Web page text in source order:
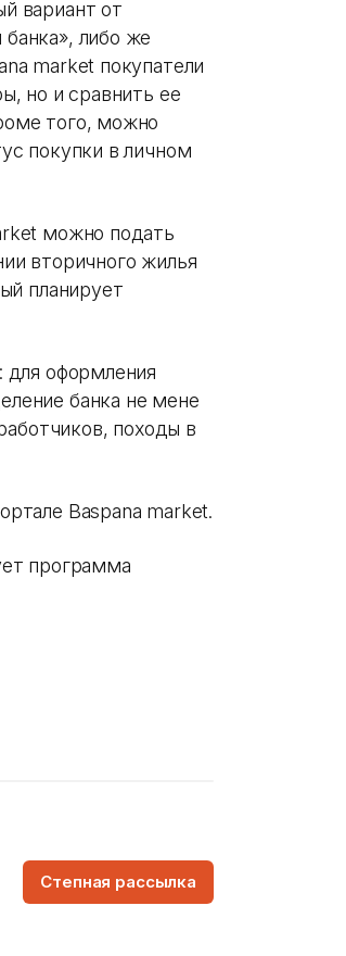
вариант от
либо же
market покупатели
но и сравнить ее
того, можно
покупки в личном
можно подать
вторичного жилья
планирует
для оформления
банка не мене
походы в
Baspana market.
программа
Степная рассылка